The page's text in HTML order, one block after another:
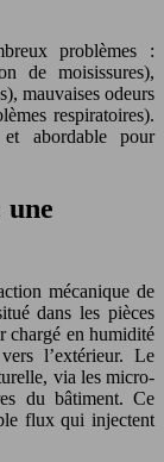
problèmes :
de moisissures),
mauvaises odeurs
respiratoires).
abordable pour
une
mécanique de
dans les pièces
chargé en humidité
l’extérieur. Le
via les micro-
du bâtiment. Ce
flux qui injectent